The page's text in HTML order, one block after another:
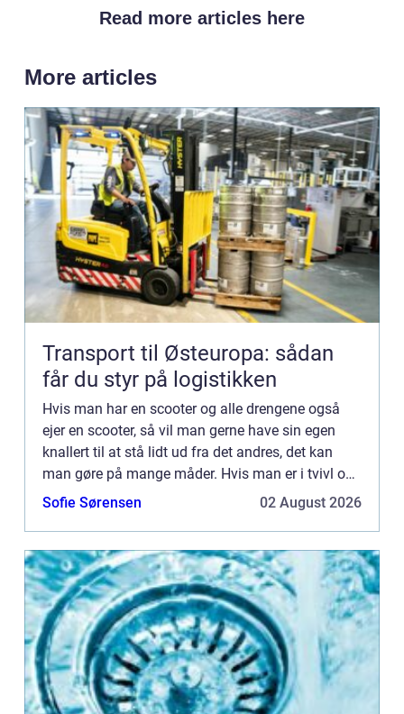
Read more articles here
More articles
Transport til Østeuropa: sådan
får du styr på logistikken
Hvis man har en scooter og alle drengene også
ejer en scooter, så vil man gerne have sin egen
knallert til at stå lidt ud fra det andres, det kan
man gøre på mange måder. Hvis man er i tvivl om
hvordan man skal gejle sin knallert, så skal du
Sofie Sørensen 02 August 2026